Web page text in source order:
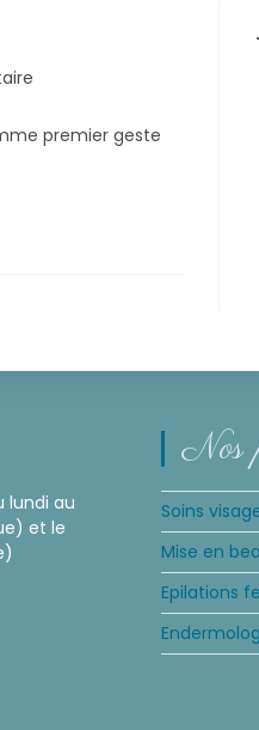
premier geste
lundi au
et le
Nos
Soins
Mise en
Epilations